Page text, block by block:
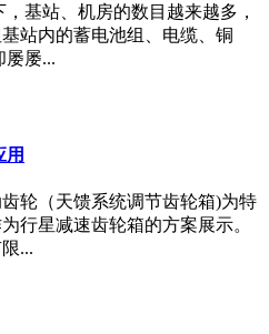
基站、机房的数目越来越多，
站内的蓄电池组、电缆、铜
屡屡...
用
轮（天馈系统调节齿轮箱)为特
行星减速齿轮箱的方案展示。
...